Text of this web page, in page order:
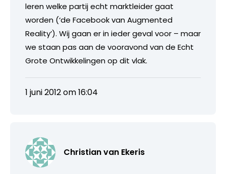
leren welke partij echt marktleider gaat
worden (‘de Facebook van Augmented
Reality’). Wij gaan er in ieder geval voor – maar
we staan pas aan de vooravond van de Echt
Grote Ontwikkelingen op dit vlak.
1 juni 2012 om 16:04
Christian van Ekeris